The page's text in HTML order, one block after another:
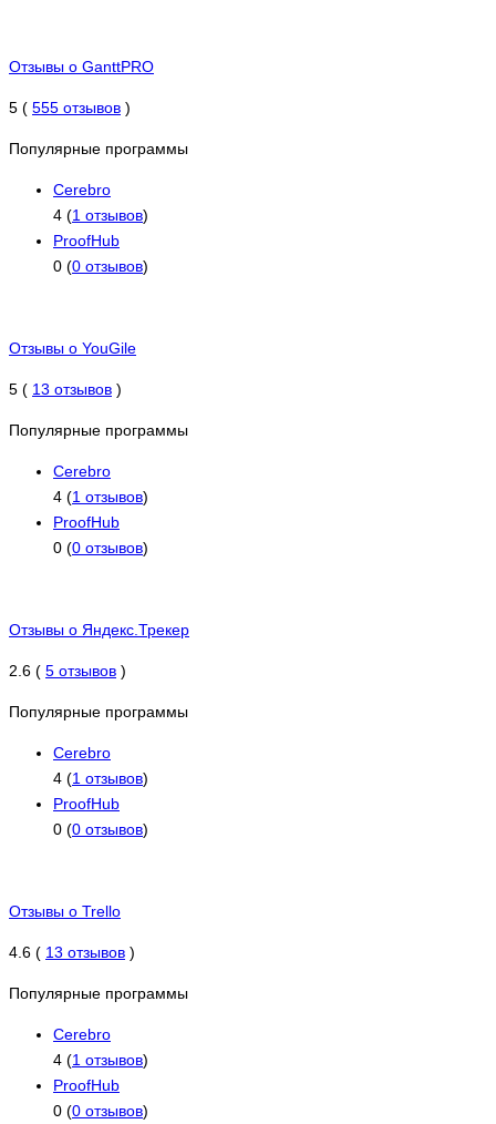
Отзывы о GanttPRO
5 ( 555 отзывов )
Популярные программы
Cerebro
4 (1 отзывов)
ProofHub
0 (0 отзывов)
Отзывы о YouGile
5 ( 13 отзывов )
Популярные программы
Cerebro
4 (1 отзывов)
ProofHub
0 (0 отзывов)
Отзывы о Яндекс.Трекер
2.6 ( 5 отзывов )
Популярные программы
Cerebro
4 (1 отзывов)
ProofHub
0 (0 отзывов)
Отзывы о Trello
4.6 ( 13 отзывов )
Популярные программы
Cerebro
4 (1 отзывов)
ProofHub
0 (0 отзывов)